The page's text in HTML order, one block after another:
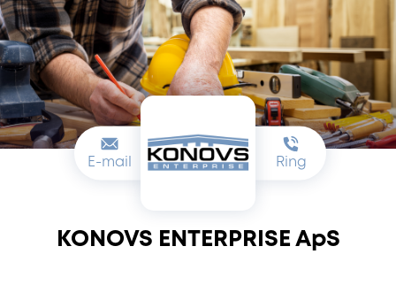
E-mail Ring
KONOVS ENTERPRISE ApS